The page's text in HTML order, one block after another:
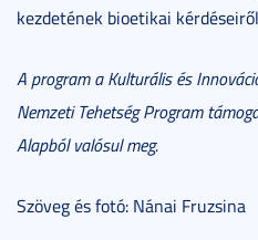
kezdetének bioetikai
A program a Kulturális és
Nemzeti Tehetség Program
Alapból valósul meg.
Szöveg és fotó: Nánai Fruzsina